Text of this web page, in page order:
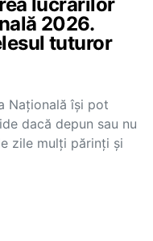
2026.
tuturor
Națională își pot
dacă depun sau nu
zile mulți părinți și